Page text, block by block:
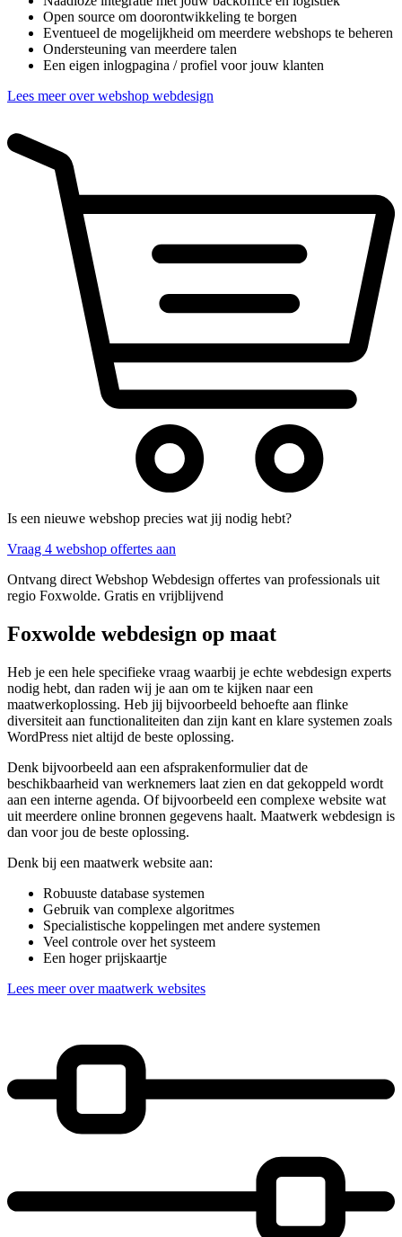
Open source om doorontwikkeling te borgen
Eventueel de mogelijkheid om meerdere webshops te beheren
Ondersteuning van meerdere talen
Een eigen inlogpagina / profiel voor jouw klanten
Lees meer over webshop webdesign
Is een nieuwe webshop precies wat jij nodig hebt?
Vraag 4 webshop offertes aan
Ontvang direct Webshop Webdesign offertes van professionals uit
regio Foxwolde. Gratis en vrijblijvend
Foxwolde webdesign op maat
Heb je een hele specifieke vraag waarbij je echte webdesign experts
nodig hebt, dan raden wij je aan om te kijken naar een
maatwerkoplossing. Heb jij bijvoorbeeld behoefte aan flinke
diversiteit aan functionaliteiten dan zijn kant en klare systemen zoals
WordPress niet altijd de beste oplossing.
Denk bijvoorbeeld aan een afsprakenformulier dat de
beschikbaarheid van werknemers laat zien en dat gekoppeld wordt
aan een interne agenda. Of bijvoorbeeld een complexe website wat
uit meerdere online bronnen gegevens haalt. Maatwerk webdesign is
dan voor jou de beste oplossing.
Denk bij een maatwerk website aan:
Robuuste database systemen
Gebruik van complexe algoritmes
Specialistische koppelingen met andere systemen
Veel controle over het systeem
Een hoger prijskaartje
Lees meer over maatwerk websites